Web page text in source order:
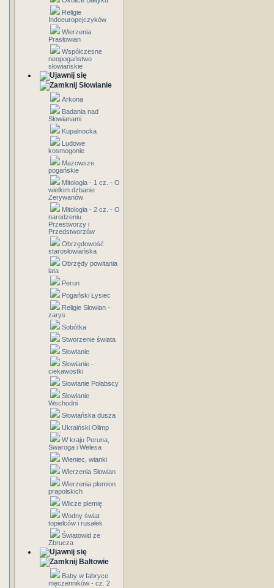
Religie
Indoeuropejczyków
Wierzenia
Prasłowian
Współczesne
neopogaństwo
słowiańskie
Słowianie
Arkona
Badania nad
Słowianami
Kupalnocka
Ludowe
kosmogonie
Mazowsze
pogańskie
Mitologia - 1 cz. - O
wielkim dzbanie
Zerywanów
Mitologia - 2 cz. - O
narodzeniu
Przestworzy i
Przedstworzów
Obrzędowość
starosłowiańska
Obrzędy powitania
lata
Perun
Pogański Łysiec
Religie Słowian -
zarys
Sobótka
Stworzenie świata
Słowianie
Słowianie -
ciekawostki
Słowianie Połabscy
Słowianie
Wschodni
Słowiańska dusza
Ukraiński Olimp
W kraju Peruna,
Swaroga i Welesa
Wieniec, wianki
Wierzenia Słowian
Wierzenia plemion
prapolskich
Wilcze plemię
Wodny świat
topielców i rusałek
Światowid ze
Zbrucza
Bałtowie
Baby w fabryce
męczenników - cz. 2